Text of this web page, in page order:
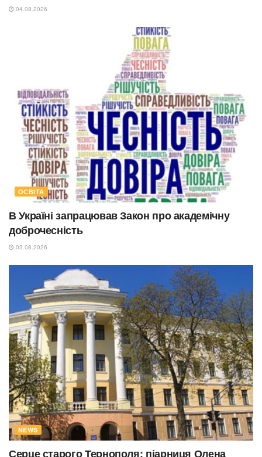
04.08.2026
ОСВІТА
В Україні запрацював Закон про академічну
доброчесність
03.08.2026
NEWS
Серце старого Тернополя: піарниця Олена